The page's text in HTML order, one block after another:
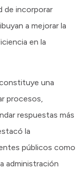
de incorporar
a mejorar la
en la
una
procesos,
respuestas más
la
públicos como
administración